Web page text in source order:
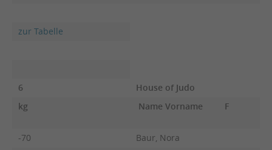
zur Tabelle
6
House of Judo
kg
Name Vorname F
-70
Baur, Nora